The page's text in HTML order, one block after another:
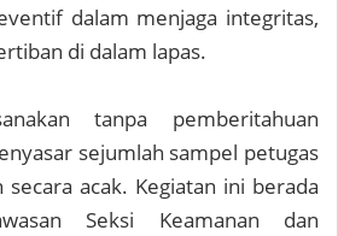
dalam menjaga integritas,
di dalam lapas.
tanpa pemberitahuan
sejumlah sampel petugas
secara acak. Kegiatan ini berada
Seksi Keamanan dan